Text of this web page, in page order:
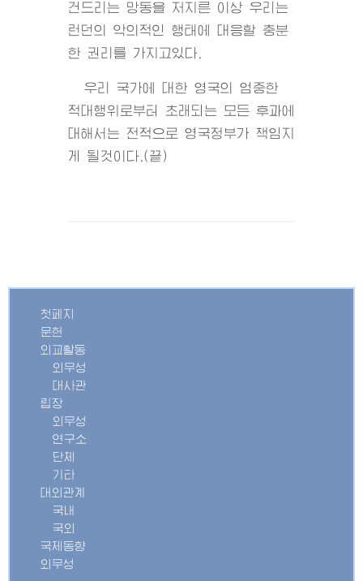
건드리는 망동을 저지른 이상 우리는
런던의 악의적인 행태에 대응할 충분
한 권리를 가지고있다.
우리 국가에 대한 영국의 엄중한
적대행위로부터 초래되는 모든 후과에
대해서는 전적으로 영국정부가 책임지
게 될것이다.(끝)
첫페지
문헌
외교활동
외무성
대사관
립장
외무성
연구소
단체
기타
대외관계
국내
국외
국제동향
외무성